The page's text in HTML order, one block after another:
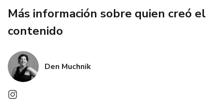
✔️ Actividades para equipos y grupos
✔️ Herramientas de comunicación y liderazgo
✔️ Preguntas que elevan conversaciones
✔️ Recursos listos para imprimir o adaptar
Más información sobre quien creó el
contenido
Den Muchnik